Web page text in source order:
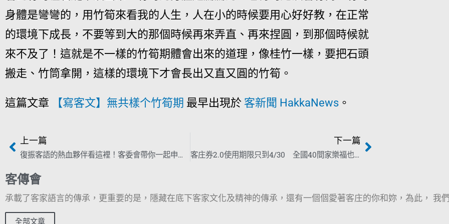
身體是彎彎的，用竹筍來看我的人生，人在小的時候要用心好好教，在正常
的環境下成長，不要等到大的那個時候再來弄直、再來捏圓，到那個時候就
來不及了！這就是不一樣的竹筍期體會出來的道理，像桂竹一樣，要把石頭
搬走、竹筒拿開，這樣的環境下才會長出又直又圓的竹筍。
這篇文章 【寫客文】無共樣个竹筍期 最早出現於 客新聞 HakkaNews 。
上一篇
復振客語的熱血夥伴看這裡！客委會帶你一起申辦補助
下一篇
客庄券2.0使用期限只到4/30 全國40間家樂福也可以用
客傳會
承載了客家語言的傳承，更重要的是，隱藏在底下客家文化及精神的傳承，還有一個個愛著客庄的你和妳，為此， 我
全部文章